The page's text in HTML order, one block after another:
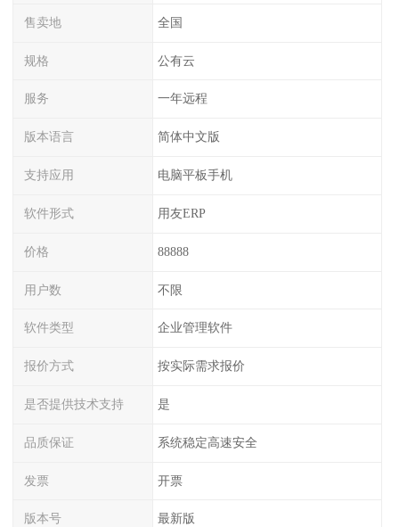
售卖地 全国
规格 公有云
服务 一年远程
版本语言 简体中文版
支持应用 电脑平板手机
软件形式 用友ERP
价格 88888
用户数 不限
软件类型 企业管理软件
报价方式 按实际需求报价
是否提供技术支持 是
品质保证 系统稳定高速安全
发票 开票
版本号 最新版